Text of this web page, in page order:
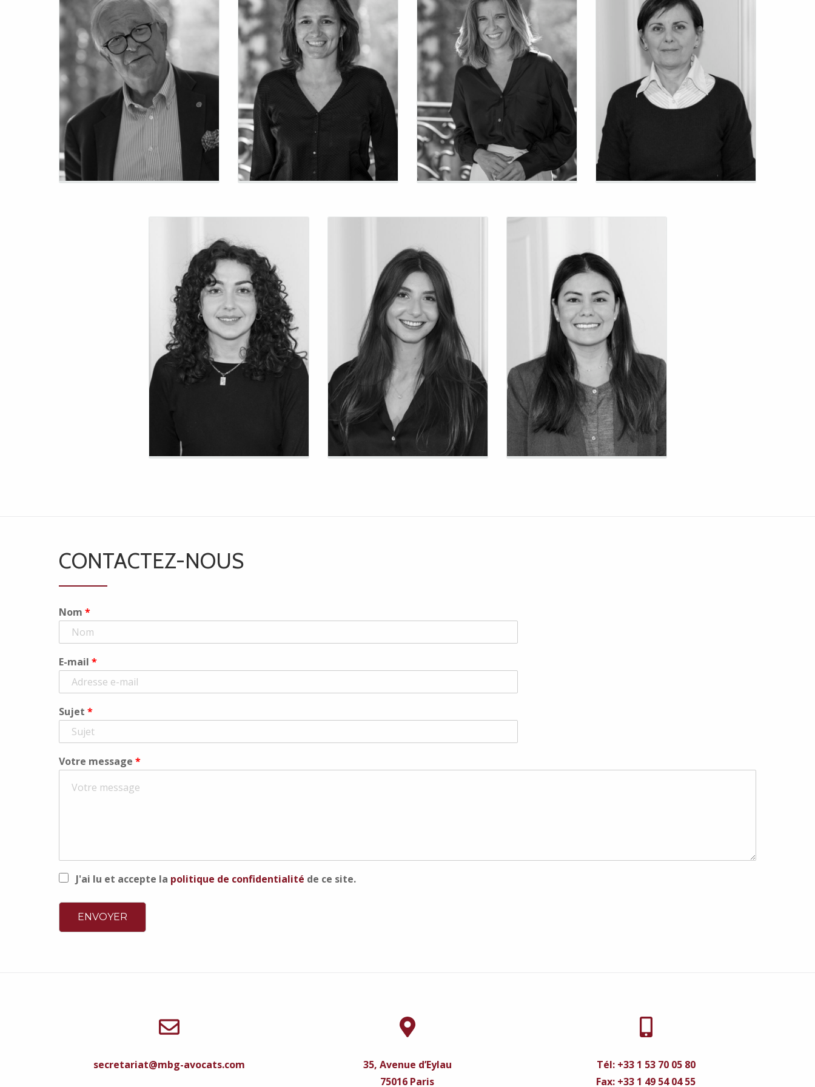
CONTACTEZ-NOUS
Nom *
E-mail *
Sujet *
Votre message *
J'ai lu et accepte la politique de confidentialité de ce site.
secretariat@mbg-avocats.com
35, Avenue d’Eylau
75016 Paris
Tél: +33 1 53 70 05 80
Fax: +33 1 49 54 04 55